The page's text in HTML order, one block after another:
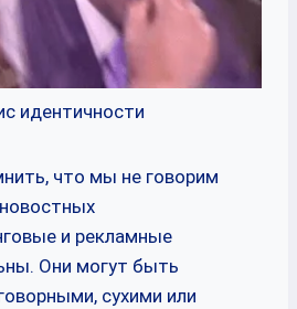
идентичности
что мы не говорим
и рекламные
Они могут быть
сухими или